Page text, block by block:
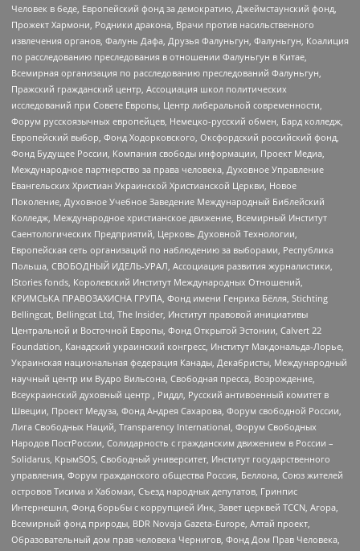
Человек в беде, Европейский фонд за демократию, Джеймстаунский фонд,
Прожект Хармони, Родники дракона, Врачи против насильственного
извлечения органов, Фалунь Дафа, Друзья Фалуньгун, Фалуньгун, Коалиция
по расследованию преследования в отношении Фалуньгун в Китае,
Всемирная организация по расследованию преследований Фалуньгун,
Пражский гражданский центр, Ассоциация школ политических
исследований при Совете Европы, Центр либеральной современности,
Форум русскоязычных европейцев, Немецко-русский обмен, Бард колледж,
Европейский выбор, Фонд Ходорковского, Оксфордский российский фонд,
Фонд Будущее России, Компания свободы информации, Проект Медиа,
Международное партнерство за права человека, Духовное Управление
Евангельских Христиан Украинской Христианской Церкви, Новое
Поколение, Духовное Учебное Заведение Международный Библейский
Колледж, Международное христианское движение, Всемирный Институт
Саентологических Предприятий, Церковь Духовной Технологии,
Европейская сеть организаций по наблюдению за выборами, Республика
Польша, СВОБОДНЫЙ ИДЕЛЬ-УРАЛ, Ассоциация развития журналистики,
IStories fonds, Королевский Институт Международных Отношений,
КРИМСЬКА ПРАВОЗАХИСНА ГРУПА, Фонд имени Генриха Бёлля, Stichting
Bellingcat, Bellingcat Ltd, The Insider, Институт правовой инициативы
Центральной и Восточной Европы, Фонд Открытой Эстонии, Calvert 22
Foundation, Канадский украинский конгресс, Институт Макдональда-Лорье,
Украинская национальная федерация Канады, Декабристы, Международный
научный центр им Вудро Вильсона, Свободная пресса, Возрождение,
Всеукраинский духовный центр , Риддл, Русский антивоенный комитет в
Швеции, Проект Медуза, Фонд Андрея Сахарова, Форум свободной России,
Лига Свободных Наций, Transparеncy International, Форум Свободных
Народов ПостРоссии, Солидарность с гражданским движением в России –
Solidarus, КрымSOS, Свободный университет, Институт государственного
управления, Форум гражданского общества Россия, Беллона, Союз жителей
островов Тисима и Хабомаи, Съезд народных депутатов, Гринпис
Интернешнл, Фонд борьбы с коррупцией Инк, Завет церквей TCCN, Агора,
Всемирный фонд природы, BDR Novaja Gazeta-Europe, Алтай проект,
Образовательный дом прав человека Чернигов, Фонд Дом Прав Человека,